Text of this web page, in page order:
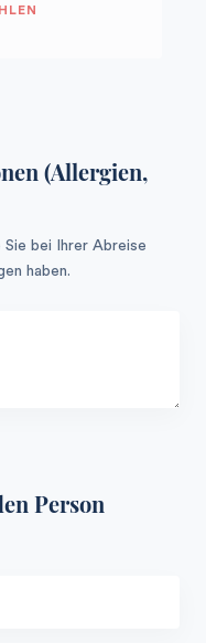
(Allergien,
bei Ihrer Abreise
haben.
Person